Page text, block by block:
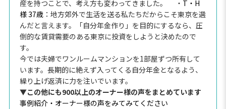
産を持つことで、考え方も変わってきました。
・ T・H
様 37歳：地方郊外で生活を送る私たちだからこそ東京を選
んだと言えます。「自分年金作り」を目的にするなら、圧
倒的な賃貸需要のある東京に投資をしようと決めたので
す。
今では夫婦でワンルームマンションを1部屋ずつ所有して
います。長期的に絶えず入ってくる自分年金となるよう、
繰り上げ返済に力を注いでいます。
▼この他にも900以上のオーナー様の声をまとめています
事例紹介・オーナー様の声をみてみてください